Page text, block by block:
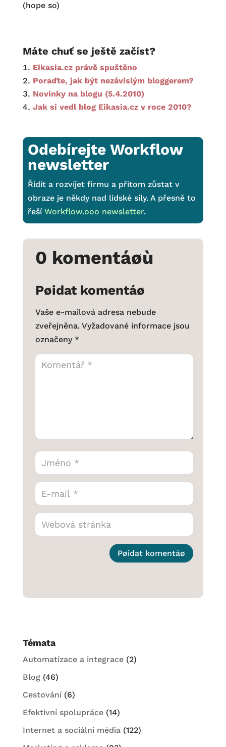
(hope so)
Máte chuť se ještě začíst?
Eikasia.cz právě spuštěno
Poraďte, jak být nezávislým bloggerem?
Novinky na blogu (5.4.2010)
Jak si vedl blog Eikasia.cz v roce 2010?
Odebírejte Workflow
newsletter
Řídit a rozvíjet firmu a přitom zůstat v
obraze je někdy nad lidské síly. A přesně to
řeší Workflow.ooo newsletter.
0 komentáøù
Pøidat komentáø
Vaše e-mailová adresa nebude
zveřejněna. Vyžadované informace jsou
označeny *
Pøidat komentáø
Témata
Automatizace a integrace(2)
Blog(46)
Cestování(6)
Efektivní spolupráce(14)
Internet a sociální média(122)